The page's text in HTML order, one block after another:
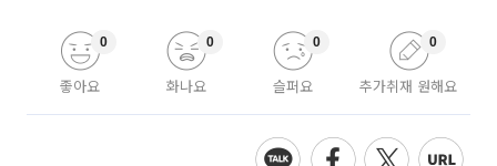
좋아요
0
화나요
0
슬퍼요
0
추가취재 원해요
0